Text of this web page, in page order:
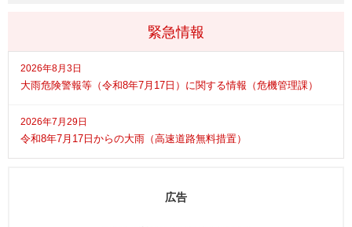
緊急情報
2026年8月3日
大雨危険警報等（令和8年7月17日）に関する情報（危機管理課）
2026年7月29日
令和8年7月17日からの大雨（高速道路無料措置）
広告